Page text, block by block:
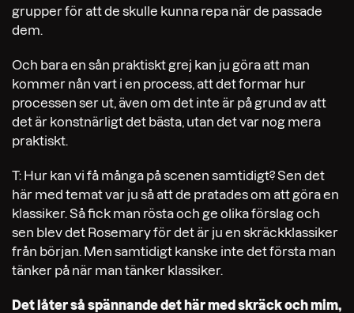
grupper för att de skulle kunna repa när de passade
dem.
Och bara en sån praktiskt grej kan ju göra att man
kommer nån vart i en process, att det formar hur
processen ser ut, även om det inte är på grund av att
det är konstnärligt det bästa, utan det var nog mera
praktiskt.
T: Hur kan vi få många på scenen samtidigt? Sen det
här med temat var ju så att de pratades om att göra en
klassiker. Så fick man rösta och ge olika förslag och
sen blev det Rosemary för det är ju en skräckklassiker
från början. Men samtidigt kanske inte det första man
tänker på när man tänker klassiker.
Det låter så spännande det här med skräck och mim,